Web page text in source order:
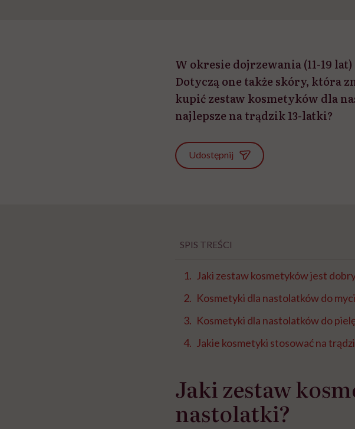
W okresie dojrzewania (11-19
Dotyczą one także skóry, która
kupić zestaw kosmetyków dla
najlepsze na trądzik 13-latki?
Udostępnij
SPIS TREŚCI
Jaki zestaw kosmetyków jest
Kosmetyki dla nastolatków do
Kosmetyki dla nastolatków do
Jakie kosmetyki stosować na
Jaki zestaw
nastolatki?